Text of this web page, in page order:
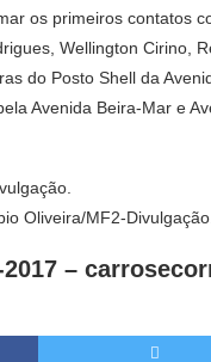
os primeiros contatos
Wellington Cirino,
do Posto Shell da
Avenida Beira-Mar e
Oliveira/MF2-Divulgação.
–